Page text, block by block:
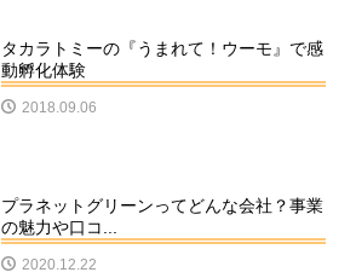
タカラトミーの『うまれて！ウーモ』で感
動孵化体験
2018.09.06
プラネットグリーンってどんな会社？事業
の魅力や口コ...
2020.12.22